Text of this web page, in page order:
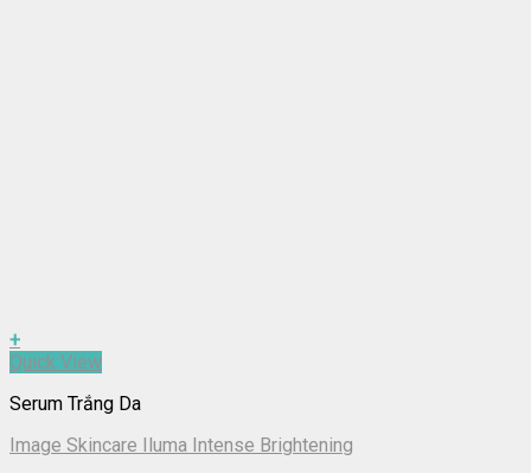
+
Quick View
Serum Trắng Da
Image Skincare Iluma Intense Brightening